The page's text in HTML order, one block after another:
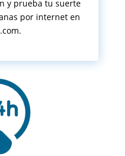
y prueba tu suerte
por internet en